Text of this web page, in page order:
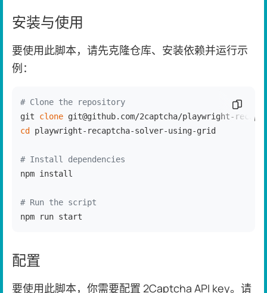
安装与使用
要使用此脚本，请先克隆仓库、安装依赖并运行示
例：
# Clone the repository
git clone
cd
playwright-recaptcha-solver-using-grid
# Install dependencies
npm install
# Run the script
npm run start
复制代
配置
要使用此脚本，你需要配置 2Captcha API key。请